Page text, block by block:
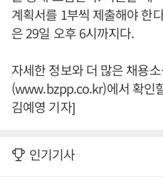
계획서를 1부씩 제출해야 한
은 29일 오후 6시까지다.
자세한 정보와 더 많은 채용
(www.bzpp.co.kr)에서 확인
김예영 기자]
인기기사